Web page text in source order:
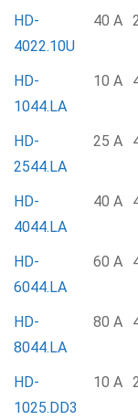
HD-
4022.10U
40 А
HD-
1044.LA
10 А
HD-
2544.LA
25 А
HD-
4044.LA
40 А
HD-
6044.LA
60 А
HD-
8044.LA
80 А
HD-
1025.DD3
10 А